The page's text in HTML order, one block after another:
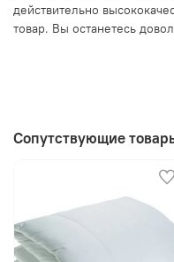
действительно
товар. Вы останетесь
Сопутствующие